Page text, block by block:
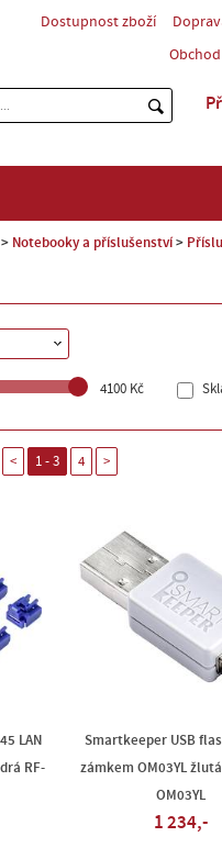
Dostupnost zboží
Notebooky a příslušenství
4100 Kč
< 1 - 3 4 >
LAN
RF-
Smartkeeper USB
zámkem OM03YL
OM03YL
1 234,-